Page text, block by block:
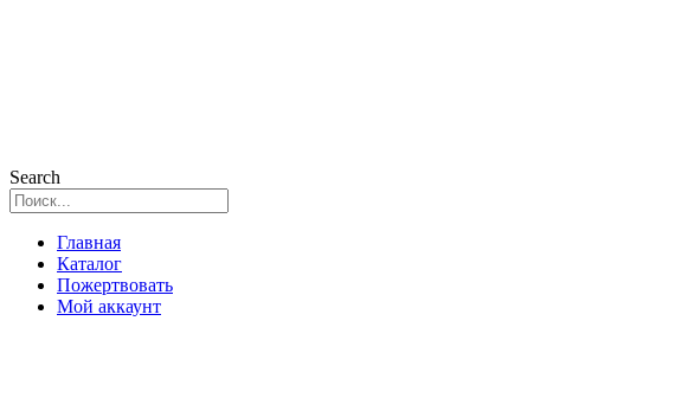
Search
Главная
Каталог
Пожертвовать
Мой аккаунт